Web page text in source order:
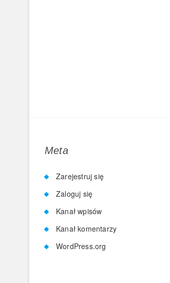
Meta
Zarejestruj się
Zaloguj się
Kanał wpisów
Kanał komentarzy
WordPress.org